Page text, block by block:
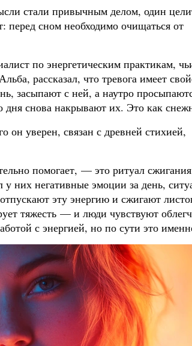
стали привычным делом, один
перед сном необходимо очищаться от
по энергетическим практикам,
рассказал, что тревога имеет
засыпают с ней, а наутро
снова накрывают их. Это как
он уверен, связан с древней стихией,
помогает, — это ритуал
них негативные эмоции за день,
эту энергию и сжигают
тяжесть — и люди чувствуют
с энергией, но по сути это